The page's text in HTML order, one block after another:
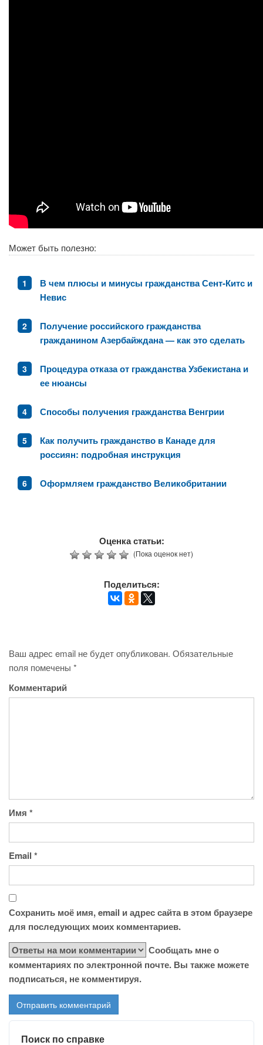
Может быть полезно:
В чем плюсы и минусы гражданства Сент-Китс и
Невис
Получение российского гражданства
гражданином Азербайждана — как это сделать
Процедура отказа от гражданства Узбекистана и
ее нюансы
Способы получения гражданства Венгрии
Как получить гражданство в Канаде для
россиян: подробная инструкция
Оформляем гражданство Великобритании
Оценка статьи:
(Пока оценок нет)
Поделиться:
Ваш адрес email не будет опубликован. Обязательные
поля помечены *
Комментарий
Имя *
Email *
Сохранить моё имя, email и адрес сайта в этом браузере
для последующих моих комментариев.
Сообщать мне о
комментариях по электронной почте. Вы также можете
подписаться, не комментируя.
Поиск по справке